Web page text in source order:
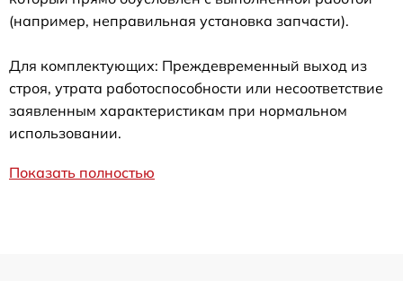
(например, неправильная установка запчасти).
Для комплектующих: Преждевременный выход из
строя, утрата работоспособности или несоответствие
заявленным характеристикам при нормальном
использовании.
Показать полностью